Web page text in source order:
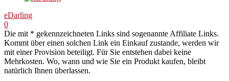
eDarling
0
Die mit * gekennzeichneten Links sind sogenannte Affiliate Links.
Kommt über einen solchen Link ein Einkauf zustande, werden wir
mit einer Provision beteiligt. Für Sie entstehen dabei keine
Mehrkosten. Wo, wann und wie Sie ein Produkt kaufen, bleibt
natürlich Ihnen überlassen.